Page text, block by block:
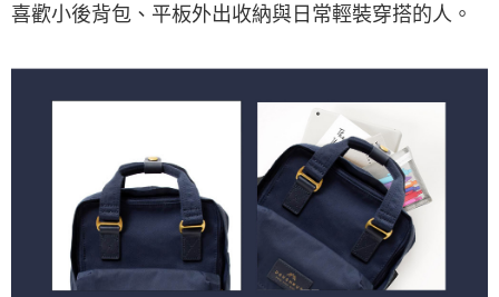
喜歡小後背包、平板外出收納與日常輕裝穿搭的人。